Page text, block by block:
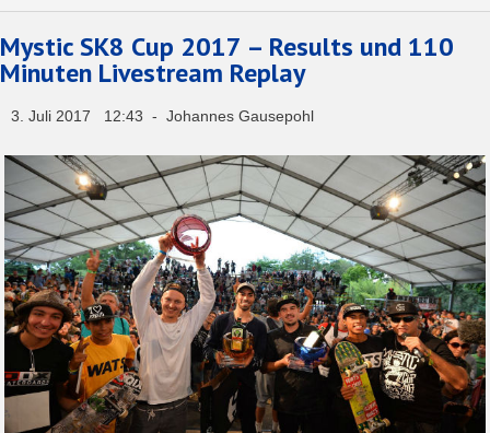
Mystic SK8 Cup 2017 – Results und 110
Minuten Livestream Replay
3. Juli 2017 12:43 - Johannes Gausepohl